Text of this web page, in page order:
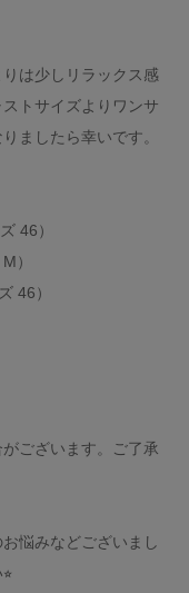
は少しリラックス感
トサイズよりワンサ
ましたら幸いです。
46）
）
46）
ございます。ご了承
悩みなどございまし